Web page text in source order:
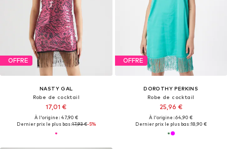
OFFRE
NASTY GAL
Robe de cocktail
17,01 €
À l'origine : 47,90 €
Dernier prix le plus bas :17,93 €-5%
OFFRE
DOROTHY PERKINS
Robe de cocktail
25,96 €
À l'origine : 64,90 €
Dernier prix le plus bas :18,90 €